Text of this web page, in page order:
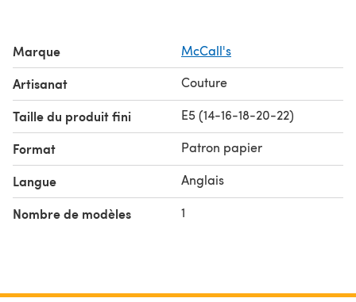
Marque McCall's
Artisanat Couture
Taille du produit fini E5 (14-16-18-20-22)
Format Patron papier
Langue Anglais
Nombre de modèles 1